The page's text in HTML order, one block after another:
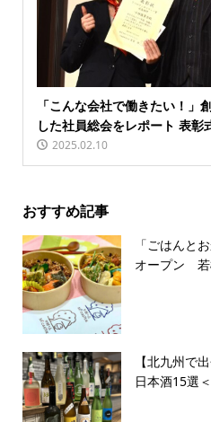
「こんな会社で働きたい！」
した社員総会をレポート 表彰
2025.02.10
おすすめ記事
「ごはんと
オープン 若
【北九州で
日本酒15選